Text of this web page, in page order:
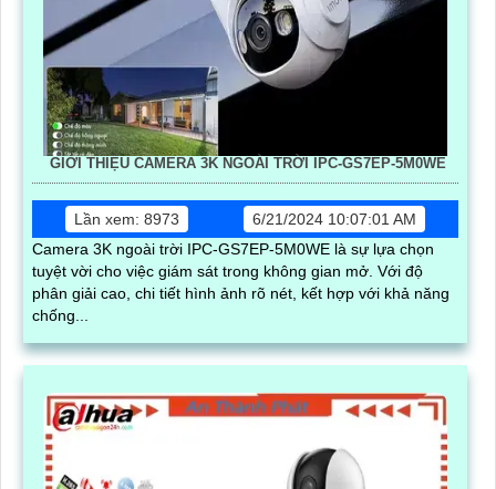
GIỚI THIỆU CAMERA 3K NGOÀI TRỜI IPC-GS7EP-5M0WE
Lần xem: 8973
6/21/2024 10:07:01 AM
Camera 3K ngoài trời IPC-GS7EP-5M0WE là sự lựa chọn
tuyệt vời cho việc giám sát trong không gian mở. Với độ
phân giải cao, chi tiết hình ảnh rõ nét, kết hợp với khả năng
chống...